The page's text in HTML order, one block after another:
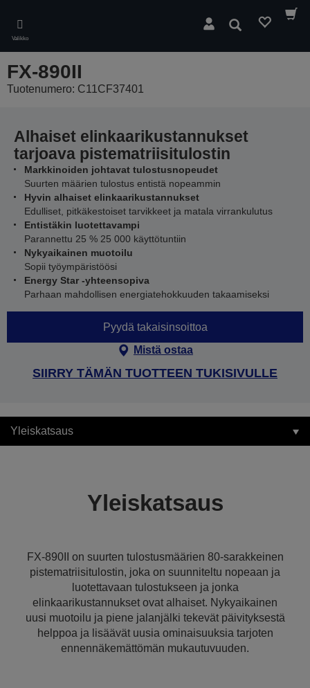
main
content
Valikko
Hae
FX-890II
Tuotenumero: C11CF37401
Alhaiset elinkaarikustannukset
tarjoava pistematriisitulostin
Markkinoiden johtavat tulostusnopeudet
Suurten määrien tulostus entistä nopeammin
Hyvin alhaiset elinkaarikustannukset
Edulliset, pitkäkestoiset tarvikkeet ja matala virrankulutus
Entistäkin luotettavampi
Parannettu 25 % 25 000 käyttötuntiin
Nykyaikainen muotoilu
Sopii työympäristöösi
Energy Star -yhteensopiva
Parhaan mahdollisen energiatehokkuuden takaamiseksi
Pyydä takaisinsoittoa
Mistä ostaa
SIIRRY TÄMÄN TUOTTEEN TUKISIVULLE
Yleiskatsaus
Yleiskatsaus
FX-890II on suurten tulostusmäärien 80-sarakkeinen
pistematriisitulostin, joka on suunniteltu nopeaan ja
luotettavaan tulostukseen ja jonka
elinkaarikustannukset ovat alhaiset. Nykyaikainen
uusi muotoilu ja piene jalanjälki tekevät päivityksestä
helppoa ja lisäävät uusia ominaisuuksia tarjoten
ennennäkemättömän mukautuvuuden.